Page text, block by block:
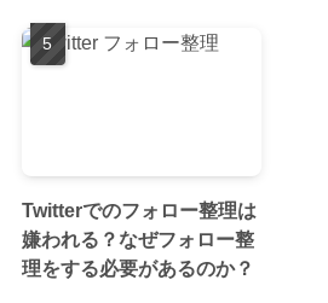
Twitterでのフォロー整理は
嫌われる？なぜフォロー整
理をする必要があるのか？